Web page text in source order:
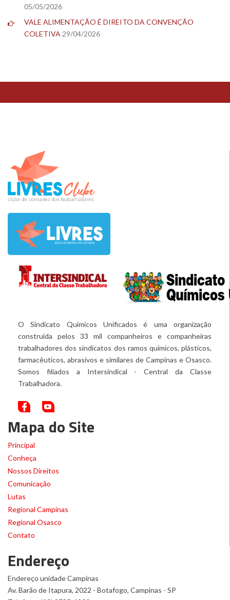
05/05/2026
VALE ALIMENTAÇÃO É DIREITO DA CONVENÇÃO
COLETIVA 29/04/2026
TESTE
O Sindicato Químicos Unificados é uma organização
construída pelos 33 mil companheiros e companheiras
trabalhadores dos sindicatos dos ramos químicos, plásticos,
farmacêuticos, abrasivos e similares de Campinas e Osasco.
Somos filiados a Intersindical - Central da Classe
Trabalhadora.
Mapa do Site
Principal
Conheça
Nossos Direitos
Comunicação
Lutas
Regional Campinas
Regional Osasco
Contato
Endereço
Endereço unidade Campinas
Av. Barão de Itapura, 2022 - Botafogo, Campinas - SP